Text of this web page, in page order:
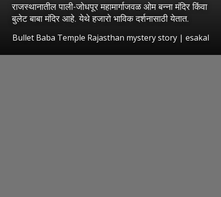
राजस्थानातील पाली-जोधपूर महामार्गाजवळ ओम बन्ना मंदिर किंवा
बुलेट बाबा मंदिर आहे. येथे हजारो भाविक दर्शनासाठी येतात.
Bullet Baba Temple Rajasthan mystery story | esakal